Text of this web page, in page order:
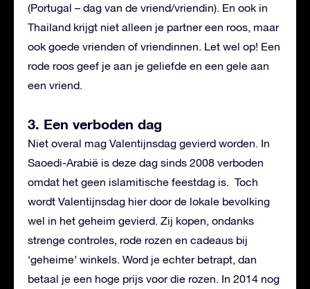
(Portugal – dag van de vriend/vriendin). En ook in
Thailand krijgt niet alleen je partner een roos, maar
ook goede vrienden of vriendinnen. Let wel op! Een
rode roos geef je aan je geliefde en een gele aan
een vriend.
3. Een verboden dag
Niet overal mag Valentijnsdag gevierd worden. In
Saoedi-Arabië is deze dag sinds 2008 verboden
omdat het geen islamitische feestdag is. Toch
wordt Valentijnsdag hier door de lokale bevolking
wel in het geheim gevierd. Zij kopen, ondanks
strenge controles, rode rozen en cadeaus bij
‘geheime’ winkels. Word je echter betrapt, dan
betaal je een hoge prijs voor die rozen. In 2014 nog